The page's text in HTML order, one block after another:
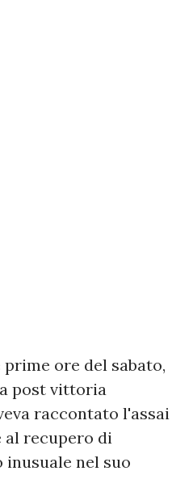
ore del sabato,
post vittoria
raccontato l'assai
al recupero di
inusuale nel suo